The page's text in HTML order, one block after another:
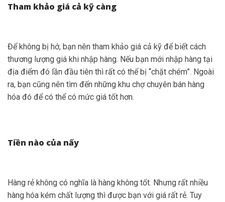
Tham khảo giá cả kỹ càng
Để không bị hớ, bạn nên tham khảo giá cả kỹ để biết cách
thương lượng giá khi nhập hàng. Nếu bạn mới nhập hàng tại
địa điểm đó lần đầu tiên thì rất có thể bị “chặt chém”. Ngoài
ra, bạn cũng nên tìm đến những khu chợ chuyên bán hàng
hóa đó để có thể có mức giá tốt hơn.
Tiền nào của nấy
Hàng rẻ không có nghĩa là hàng không tốt. Nhưng rất nhiều
hàng hóa kém chất lượng thì được bạn với giá rất rẻ. Tuy